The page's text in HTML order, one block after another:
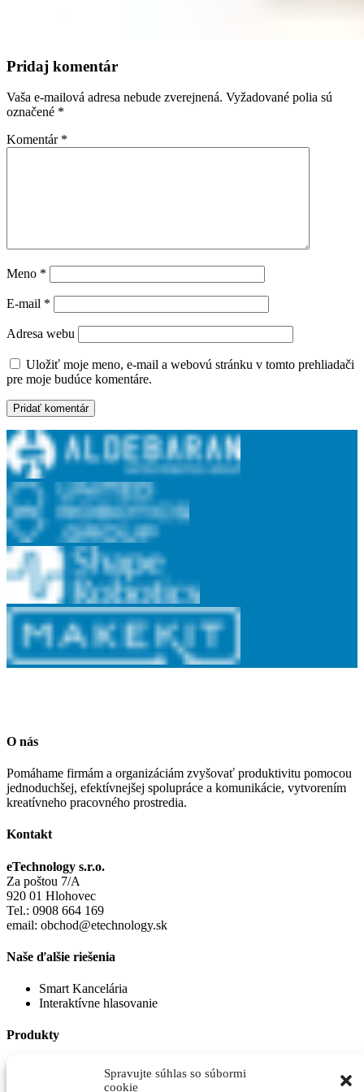
Spravujte súhlas so súbormi
cookie
Pridaj komentár
Vaša e-mailová adresa nebude zverejnená. Vyžadované polia sú
označené *
Komentár *
Meno *
E-mail *
Adresa webu
Uložiť moje meno, e-mail a webovú stránku v tomto prehliadači
pre moje budúce komentáre.
O nás
Pomáhame firmám a organizáciám zvyšovať produktivitu pomocou
jednoduchšej, efektívnejšej spolupráce a komunikácie, vytvorením
kreatívneho pracovného prostredia.
Kontakt
eTechnology s.r.o.
Za poštou 7/A
920 01 Hlohovec
Tel.: 0908 664 169
email: obchod@etechnology.sk
Naše ďalšie riešenia
Smart Kancelária
Interaktívne hlasovanie
Produkty
Robot Pepper